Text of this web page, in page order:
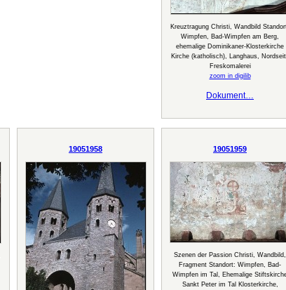
Kreuztragung Christi, Wandbild
Wimpfen, Bad-Wimpfen am Berg,
ehemalige Dominikaner-Klosterkirche
Kirche (katholisch), Langhaus,
Freskomalerei
zoom in digilib
Dokument…
19051958 19051959
Szenen der Passion Christi, Wandbild,
Fragment Standort: Wimpfen, Bad-
Wimpfen im Tal, Ehemalige
Sankt Peter im Tal Klosterkirche,